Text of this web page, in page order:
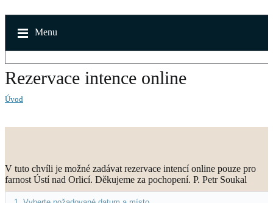
Menu
Rezervace intence online
Úvod
V tuto chvíli je možné zadávat rezervace intencí online pouze pro
farnost Ústí nad Orlicí. Děkujeme za pochopení. P. Petr Soukal